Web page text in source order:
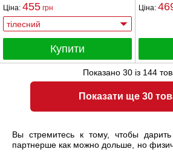
Ціна: 455 грн
Купити
Ціна:
Показано 30 із 144
Показати ще 30
Вы стремитесь к тому, чтобы дарить
партнерше как можно дольше, но